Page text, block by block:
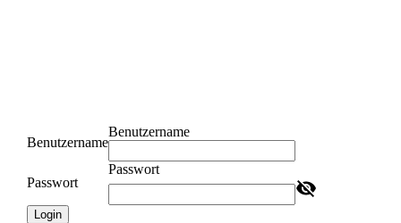
Benutzername
Benutzername
Passwort
Passwort
Login